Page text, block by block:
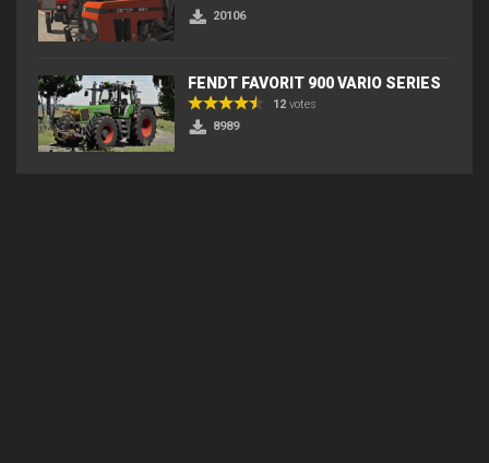
20106
FENDT FAVORIT 900 VARIO SERIES
12 votes
8989